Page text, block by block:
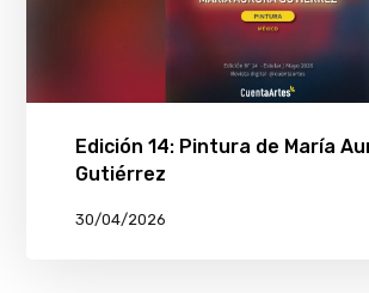
Edición 14: Pintura de María
Gutiérrez
30/04/2026